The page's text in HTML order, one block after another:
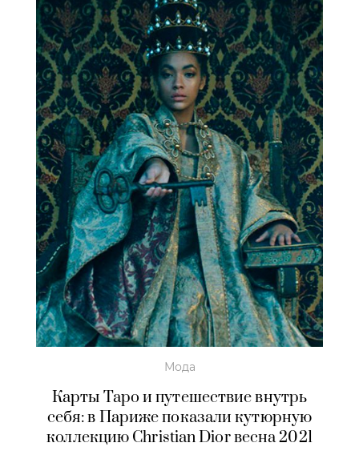
Мода
Карты Таро и путешествие внутрь
себя: в Париже показали кутюрную
коллекцию Christian Dior весна 2021